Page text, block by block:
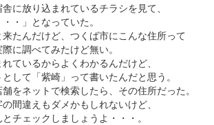
に放り込まれているチラシを見て、
・」となっていた。
たんだけど、つくば市にこんな住所って
に調べてみたけど無い。
ているからよくわかるんだけど、
として「紫崎」って書いたんだと思う。
をネットで検索したら、その住所だった。
間違えもダメかもしれないけど、
チェックしましょうよ・・・。